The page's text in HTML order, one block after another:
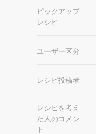
ピックアップ
レシピ
ユーザー区分
レシピ投稿者
レシピを考え
た人のコメン
ト